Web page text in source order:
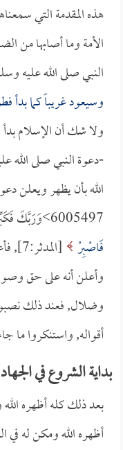
هذه المقدمة التي
الأمة وما أصابها من
النبي صلى الله عليه
وسيعود غريباً كما بدأ
ولا شك أن الإسلام
-دعوة النبي صلى الله
الله بأن يظهر ويعلن
6005497>وَرَبَّكَ فَكَبِّرْ
فَاصْبِرْ
وأعلن أنه على حق
وضلال, فعند ذلك
أقواله, واستنكروا ما
بداية الشروع في الجهاد
بعد ذلك كله أظهره
أظهره الله ومكن له في